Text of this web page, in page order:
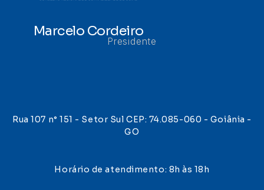
Marcelo Cordeiro
Presidente
Rua 107 n° 151 - Setor Sul CEP: 74.085-060 - Goiânia -
GO
Horário de atendimento: 8h às 18h